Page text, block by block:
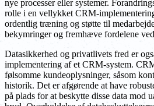
nye processer eller systemer.
rolle i en vellykket CRM-
ordentlig træning og støtte til
bekymringer og fremhæve fordelene
Datasikkerhed og privatlivets fred er
implementering af et CRM-system.
følsomme kundeoplysninger, såsom
historik. Det er afgørende at have
på plads for at beskytte disse data mod